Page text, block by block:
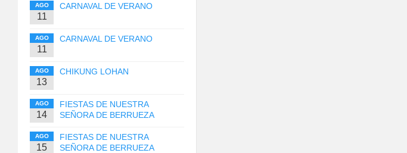
AGO
11
CARNAVAL DE VERANO
AGO
11
CARNAVAL DE VERANO
AGO
13
CHIKUNG LOHAN
AGO
14
FIESTAS DE NUESTRA
SEÑORA DE BERRUEZA
AGO
15
FIESTAS DE NUESTRA
SEÑORA DE BERRUEZA